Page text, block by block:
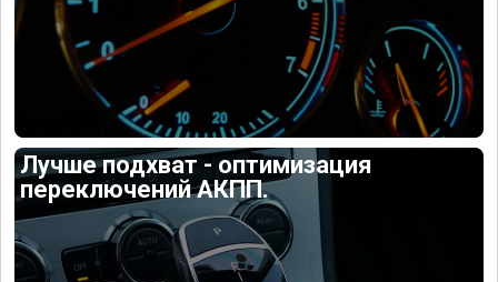
Лучше подхват - оптимизация
переключений АКПП.